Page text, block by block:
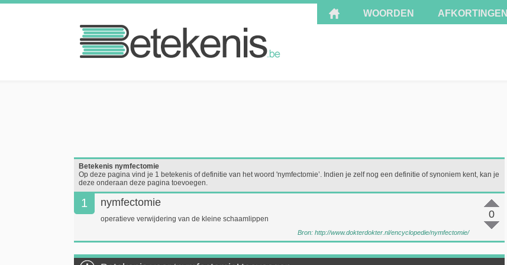
WOORDEN AFKORTINGEN
Betekenis nymfectomie
Op deze pagina vind je 1 betekenis of definitie van het woord 'nymfectomie’. Indien je zelf nog een definitie of synoniem kent, kan je
deze onderaan deze pagina toevoegen.
1
0
nymfectomie
operatieve verwijdering van de kleine schaamlippen
Bron: http://www.dokterdokter.nl/encyclopedie/nymfectomie/